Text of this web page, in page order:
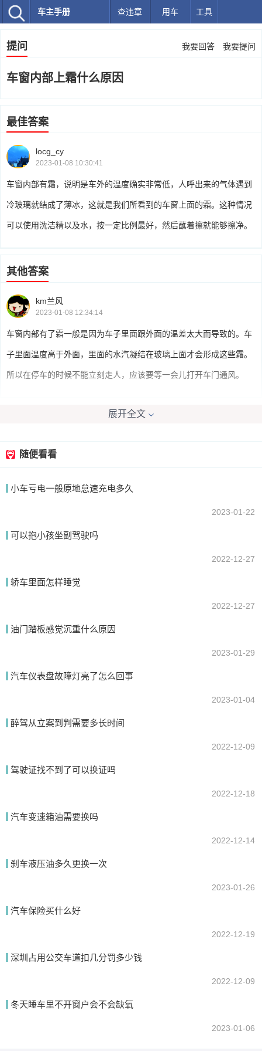
车主手册 查违章 用车 工具
提问 我要回答 我要提问
车窗内部上霜什么原因
最佳答案
locg_cy
2023-01-08 10:30:41
车窗内部有霜，说明是车外的温度确实非常低，人呼出来的气体遇到
冷玻璃就结成了薄冰，这就是我们所看到的车窗上面的霜。这种情况
可以使用洗洁精以及水，按一定比例最好，然后蘸着擦就能够擦净。
其他答案
km兰风
2023-01-08 12:34:14
车窗内部有了霜一般是因为车子里面跟外面的温差太大而导致的。车
子里面温度高于外面，里面的水汽凝结在玻璃上面才会形成这些霜。
所以在停车的时候不能立刻走人，应该要等一会儿打开车门通风。
提交
展开全文
随便看看
小车亏电一般原地怠速充电多久
2023-01-22
可以抱小孩坐副驾驶吗
2022-12-27
轿车里面怎样睡觉
2022-12-27
油门踏板感觉沉重什么原因
2023-01-29
汽车仪表盘故障灯亮了怎么回事
2023-01-04
醉驾从立案到判需要多长时间
2022-12-09
驾驶证找不到了可以换证吗
2022-12-18
汽车变速箱油需要换吗
2022-12-14
刹车液压油多久更换一次
2023-01-26
汽车保险买什么好
2022-12-19
深圳占用公交车道扣几分罚多少钱
2022-12-09
冬天睡车里不开窗户会不会缺氧
2023-01-06